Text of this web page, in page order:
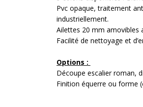
Pvc opaque, traitement
industriellement.
Ailettes 20 mm amovibles
Facilité de nettoyage et
Options :
Découpe escalier roman,
Finition équerre ou forme